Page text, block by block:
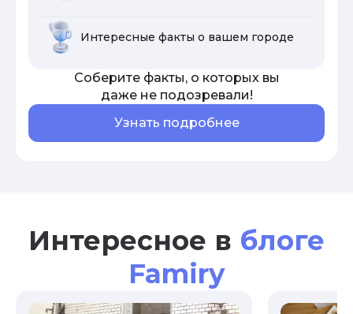
Интересные факты о вашем городе
Соберите факты, о которых вы
даже не подозревали!
Узнать подробнее
Интересное в блоге
Famiry